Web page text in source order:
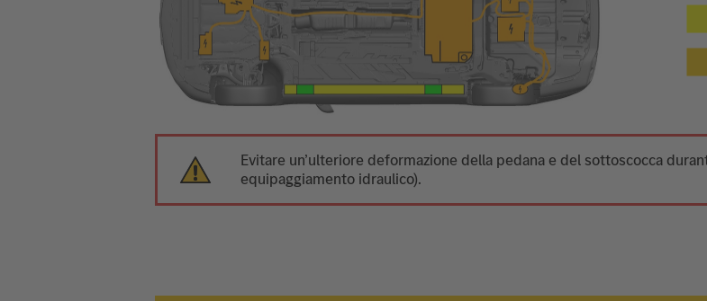
Evitare un’ulteriore deformazione della pedana e del sottoscocca
equipaggiamento idraulico).